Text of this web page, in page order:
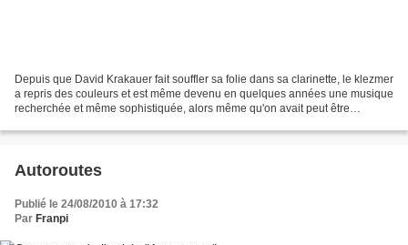
Depuis que David Krakauer fait souffler sa folie dans sa clarinette, le klezmer
a repris des couleurs et est même devenu en quelques années une musique
recherchée et même sophistiquée, alors même qu'on avait peut être
Autoroutes
Publié le 24/08/2010 à 17:32
Par Franpi